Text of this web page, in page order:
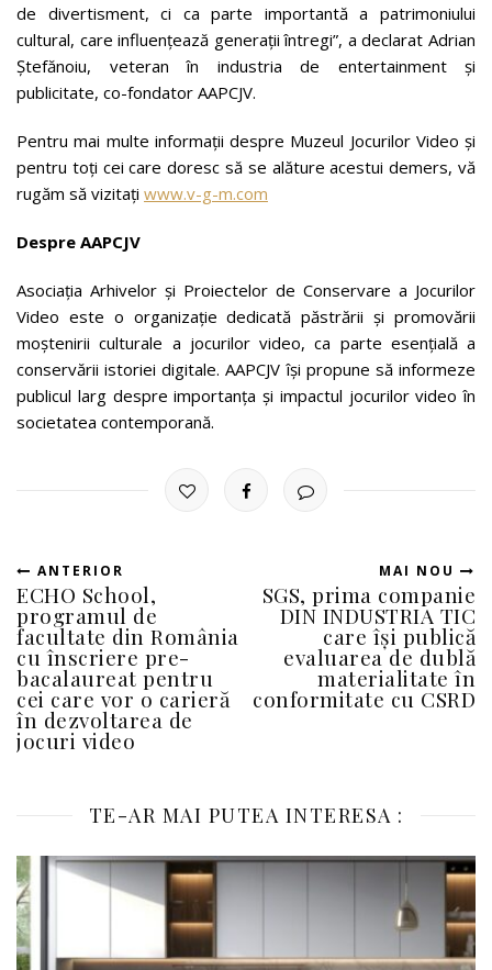
de divertisment, ci ca parte importantă a patrimoniului
cultural, care influențează generații întregi”, a declarat Adrian
Ștefănoiu, veteran în industria de entertainment și
publicitate, co-fondator AAPCJV.
Pentru mai multe informații despre Muzeul Jocurilor Video și
pentru toți cei care doresc să se alăture acestui demers, vă
rugăm să vizitați www.v-g-m.com
Despre AAPCJV
Asociația Arhivelor și Proiectelor de Conservare a Jocurilor
Video este o organizație dedicată păstrării și promovării
moștenirii culturale a jocurilor video, ca parte esențială a
conservării istoriei digitale. AAPCJV își propune să informeze
publicul larg despre importanța și impactul jocurilor video în
societatea contemporană.
ANTERIOR
ECHO School,
programul de
facultate din România
cu înscriere pre-
bacalaureat pentru
cei care vor o carieră
în dezvoltarea de
jocuri video
MAI NOU
SGS, prima companie
DIN INDUSTRIA TIC
care își publică
evaluarea de dublă
materialitate în
conformitate cu CSRD
TE-AR MAI PUTEA INTERESA :